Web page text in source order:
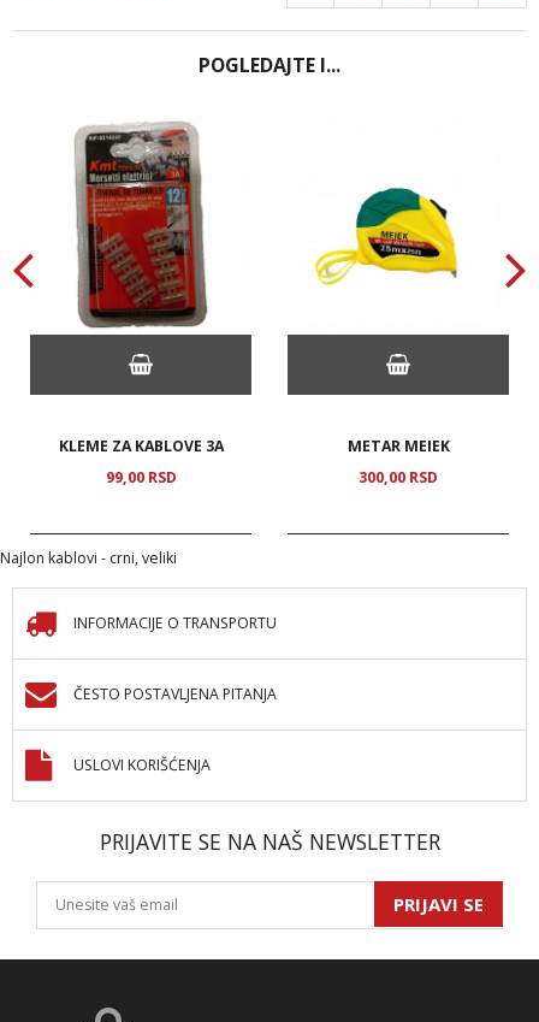
POGLEDAJTE I...
KLEME ZA KABLOVE 3A
99,00 RSD
METAR MEIEK
300,00 RSD
Najlon kablovi - crni, veliki
INFORMACIJE O TRANSPORTU
ČESTO POSTAVLJENA PITANJA
USLOVI KORIŠĆENJA
PRIJAVITE SE NA NAŠ NEWSLETTER
PRIJAVI SE